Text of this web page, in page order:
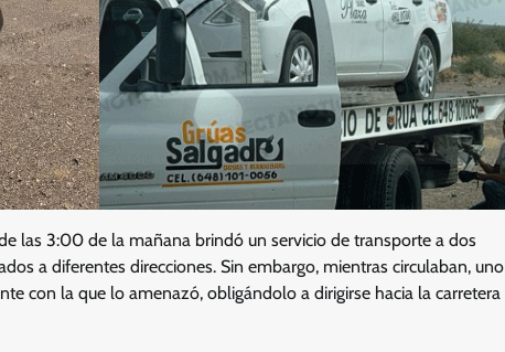
las 3:00 de la mañana brindó un servicio de transporte a dos
a diferentes direcciones. Sin embargo, mientras circulaban, uno
con la que lo amenazó, obligándolo a dirigirse hacia la carretera